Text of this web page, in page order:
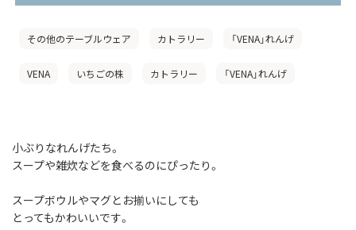
その他のテーブルウェア カトラリー 「VENA」れんげ
VENA いちごの株 カトラリー 「VENA」れんげ
小ぶりなれんげたち。
スープや雑炊などを食べるのにぴったり。
スープボウルやマグとお揃いにしても
とってもかわいいです。